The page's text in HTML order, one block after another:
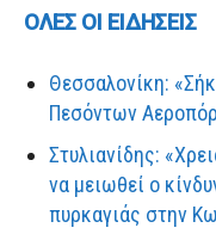
ΟΛΕΣ ΟΙ ΕΙΔΗΣΕΙΣ
Θεσσαλονίκη:
Πεσόντων
Στυλιανίδης:
να μειωθεί ο
πυρκαγιάς στην